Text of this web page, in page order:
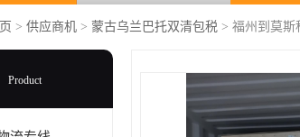
> 供应商机 > 蒙古乌兰巴托双清包税 > 福州到莫斯
Product